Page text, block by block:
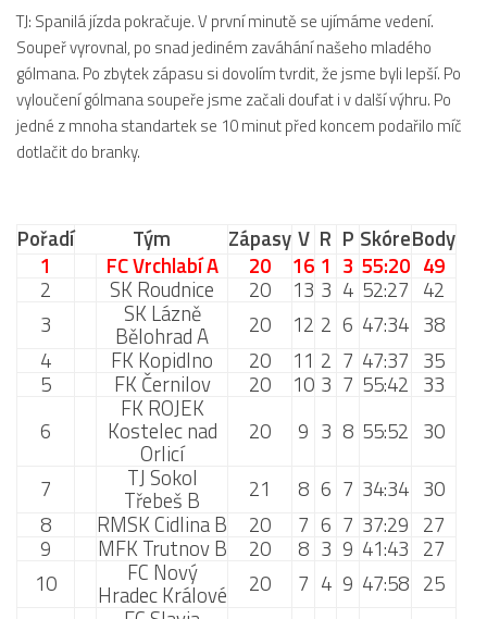
Zápasy 2025/26
Zápasy 2024/25
2023/24
2022/23
2019/20
2018/19
2017/18
2014/15
2015/16
2016/17
B tým
Zápasy MB 2026/27
Realizační tým
TJ: Spanilá jízda pokračuje. V první minutě se ujímáme vedení.
Soupeř vyrovnal, po snad jediném zaváhání našeho mladého
gólmana. Po zbytek zápasu si dovolím tvrdit, že jsme byli lepší. Po
vyloučení gólmana soupeře jsme začali doufat i v další výhru. Po
jedné z mnoha standartek se 10 minut před koncem podařilo míč
dotlačit do branky.
Pořadí Tým Zápasy V R P SkóreBody
1
FC Vrchlabí A 20 16 1 3 55:20 49
2 SK Roudnice 20 13 3 4 52:27 42
3
SK Lázně
Bělohrad A 20 12 2 6 47:34 38
4
FK Kopidlno 20 11 2 7 47:37 35
5 FK Černilov 20 10 3 7 55:42 33
6
FK ROJEK
Kostelec nad
Orlicí
20 9 3 8 55:52 30
7
TJ Sokol
Třebeš B 21 8 6 7 34:34 30
8
RMSK Cidlina B 20 7 6 7 37:29 27
9 MFK Trutnov B 20 8 3 9 41:43 27
10
FC Nový
Hradec Králové 20 7 4 9 47:58 25